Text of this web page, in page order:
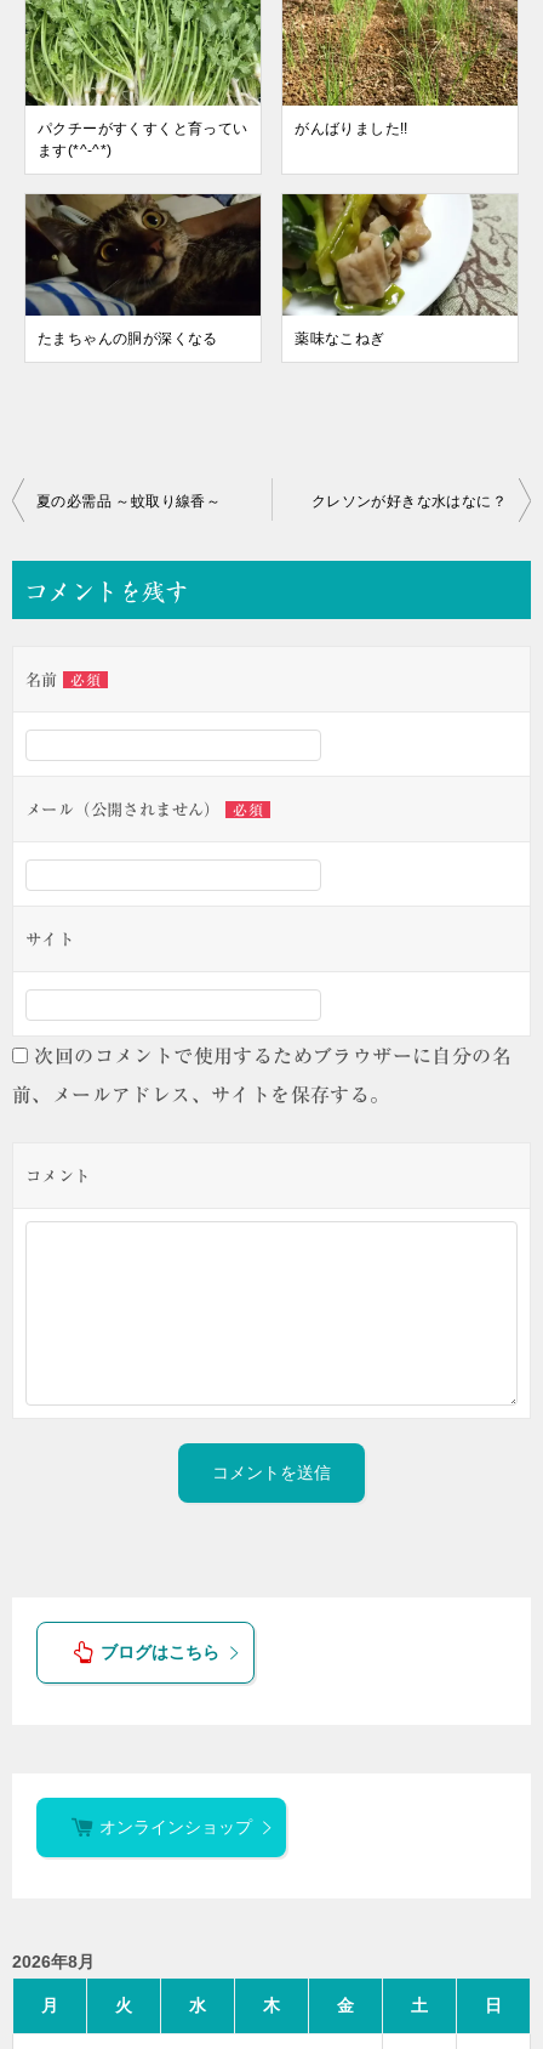
パクチーがすくすくと育ってい
ます(*^-^*)
がんばりました!!
たまちゃんの胴が深くなる 薬味なこねぎ
投
ビ
ー
シ
ョ
ン
夏の必需品 ～蚊取り線香～ クレソンが好きな水はなに？
コメントを残す
名前 必須
メール（公開されません） 必須
サイト
次回のコメントで使用するためブラウザーに自分の名
前、メールアドレス、サイトを保存する。
コメント
ブログはこちら
オンラインショップ
2026年8月
月 火 水 木 金 土 日